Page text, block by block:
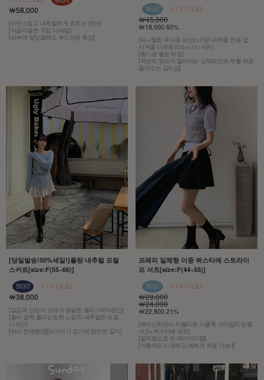
￦58,000
[자연스럽고 내추럴하게 흐르는 원단]
[자글자글한 구김 디테일]
[피부에 닿았을때도 부드러운 촉감]
￦45,000
￦18,000 60%
[미니멀한 무드로 여성스러운 매력을 한층 업
시켜줄 니트원피스+나시 세트]
[통기성 좋은 짜임]
[적당히 핏되어 떨어지는 상체라인과 무릎 위로
올라오는 길이감]
[당일발송!50%세일!]플랑 내추럴 프릴
스커트[size:F(55~66)]
￦38,000
[겉감과 안감의 소재가 동일한 폴리 100%원단]
[올이 살짝 풀리는듯한 느낌의 내추럴한 프릴
디자인]
[허리 전체밴딩][여기저기 입기에 편안한 길이]
프레피 일체형 이중 뷔스티에 스트라이
프 셔츠[size:F(44~55)]
￦29,000
￦24,000
￦22,800 21%
[페미닌하면서 러블리한 스쿨룩 스타일의 반팔
셔츠+뷔스티에 세트]
[일체형으로 된 레이어드템]
[여름에도 시원하고 예쁘게 착용 가능:)]